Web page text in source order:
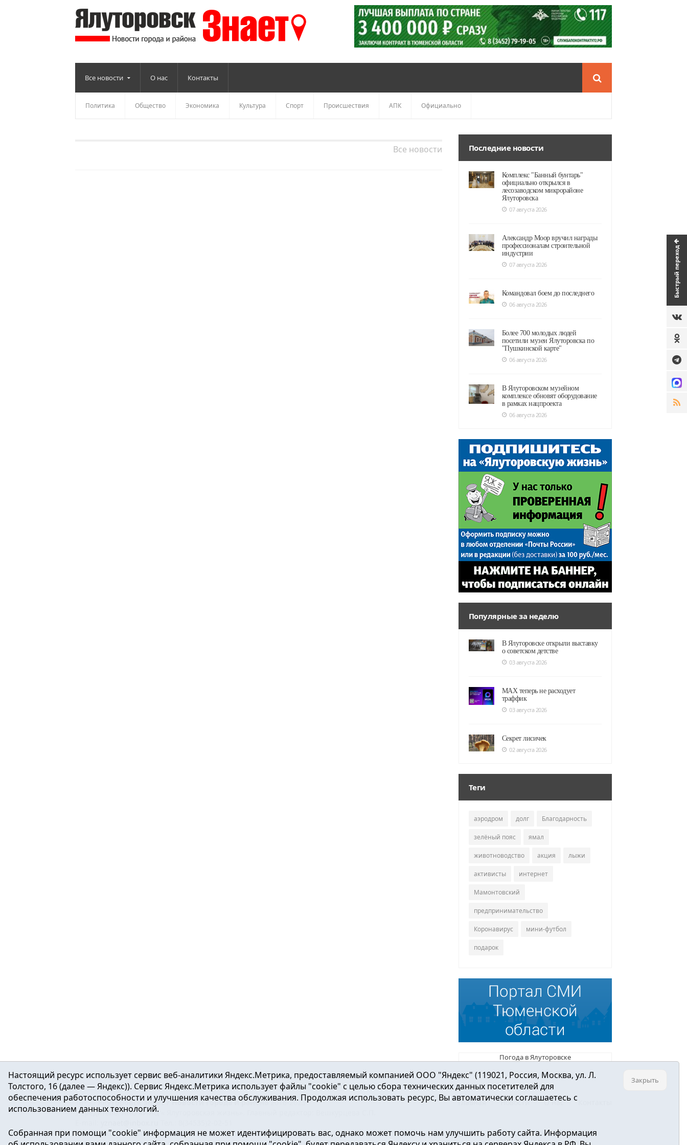
Быстрый переход
Все новости О нас Контакты
Политика Общество Экономика Культура Спорт Происшествия АПК Официально
Все новости Последние новости
Комплекс "Банный бунтарь"
официально открылся в
лесозаводском микрорайоне
Ялуторовска
07 августа 2026
Александр Моор вручил награды
профессионалам строительной
индустрии
07 августа 2026
Командовал боем до последнего
06 августа 2026
Более 700 молодых людей
посетили музеи Ялуторовска по
"Пушкинской карте"
06 августа 2026
В Ялуторовском музейном
комплексе обновят оборудование
в рамках нацпроекта
06 августа 2026
Популярные за неделю
В Ялуторовске открыли выставку
о советском детстве
03 августа 2026
MAX теперь не расходует
траффик
03 августа 2026
Секрет лисичек
02 августа 2026
Теги
аэродром долг Благодарность
зелёный пояс ямал
животноводство акция лыжи
активисты интернет
Мамонтовский
предпринимательство
Коронавирус мини-футбол
подарок
Погода в Ялуторовске
Главная Новости О нас
16+ ©Ялуторовск знает / Новости города и района2016-2023
Учредитель: АНО «ИИЦ « Ялуторовская жизнь». Главный редактор: Вешкурцева С.П.
Регистрационный номер ЭЛ № ФС 77-64937 от 24.02.2016г. выдан Федеральной службой по надзору в сфере связи, информационных технологий и
Настоящий ресурс использует сервис веб-аналитики Яндекс.Метрика, предоставляемый компанией ООО "Яндекс" (119021, Россия, Москва, ул. Л.
Толстого, 16 (далее — Яндекс)). Сервис Яндекс.Метрика использует файлы "cookie" с целью сбора технических данных посетителей для
обеспечения работоспособности и улучшения качества обслуживания. Продолжая использовать ресурс, Вы автоматически соглашаетесь с
использованием данных технологий.
Собранная при помощи "cookie" информация не может идентифицировать вас, однако может помочь нам улучшить работу сайта. Информация
Закрыть